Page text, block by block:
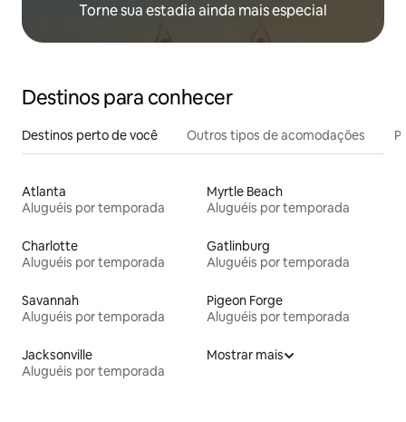
Torne sua estadia ainda mais especial
Destinos para conhecer
Destinos perto de você Outros tipos de acomodações
Atlanta
Aluguéis por temporada
Myrtle Beach
Aluguéis por temporada
Charlotte
Aluguéis por temporada
Gatlinburg
Aluguéis por temporada
Savannah
Aluguéis por temporada
Pigeon Forge
Aluguéis por temporada
Jacksonville
Aluguéis por temporada
Mostrar mais